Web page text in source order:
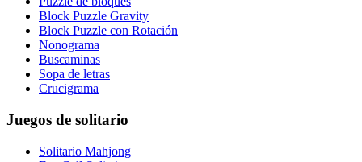
Block Puzzle Gravity
Block Puzzle con Rotación
Nonograma
Buscaminas
Sopa de letras
Crucigrama
Juegos de solitario
Solitario Mahjong